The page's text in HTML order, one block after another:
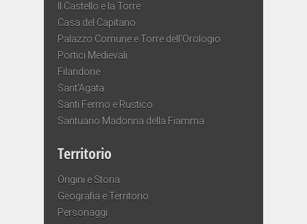
Il Castello e la Torre
Casa del Capitano
Palazzo Comune e Torre dell’Orologio
Portici Medievali
Filandone
Sant’Agata
Santi Fermo e Rustico
Santuario Madonna della Fiamma
Territorio
Origini e Storia
Geografia e Territorio
Personaggi